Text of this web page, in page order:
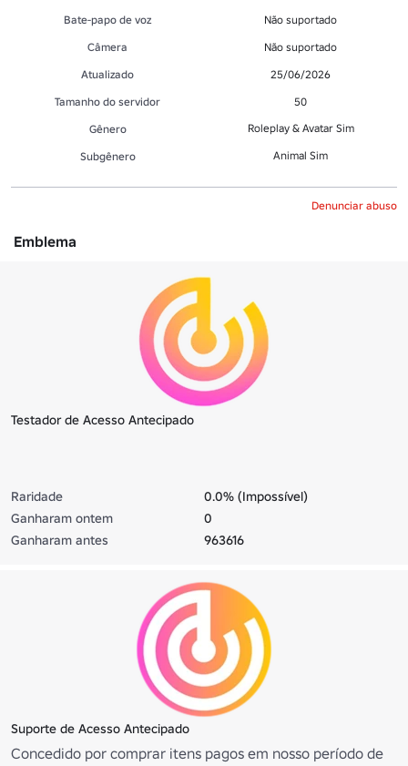
Bate-papo de voz
Não suportado
Câmera
Não suportado
Atualizado
25/06/2026
Tamanho do servidor
50
Gênero
Roleplay & Avatar Sim
Subgênero Animal Sim
Denunciar abuso
Emblema
Testador de Acesso Antecipado
Raridade
0.0% (Impossível)
Ganharam ontem
0
Ganharam antes
963616
Suporte de Acesso Antecipado
Concedido por comprar itens pagos em nosso período de